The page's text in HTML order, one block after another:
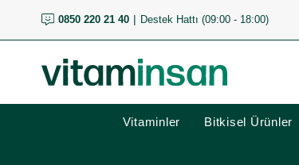
0850 220 21 40 Destek Hattı (09:00 - 18:00)
Vitaminler Bitkisel Ürünler